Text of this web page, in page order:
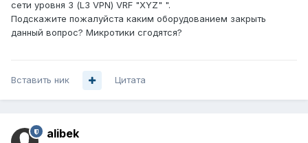
сети уровня 3 (L3 VPN) VRF "XYZ" ".
Подскажите пожалуйста каким оборудованием закрыть
данный вопрос? Микротики сгодятся?
Вставить ник Цитата
alibek